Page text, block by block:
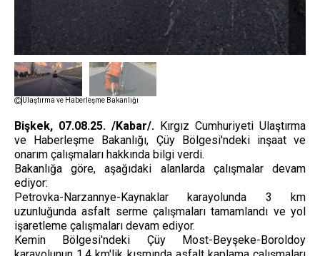
Ulaştırma ve Haberleşme Bakanlığı
Bişkek, 07.08.25. /Kabar/. Kırgız Cumhuriyeti Ulaştırma
ve Haberleşme Bakanlığı, Çüy Bölgesi'ndeki inşaat ve
onarım çalışmaları hakkında bilgi verdi.
Bakanlığa göre, aşağıdaki alanlarda çalışmalar devam
ediyor:
Petrovka-Narzannye-Kaynaklar karayolunda 3 km
uzunluğunda asfalt serme çalışmaları tamamlandı ve yol
işaretleme çalışmaları devam ediyor.
Kemin Bölgesi'ndeki Çüy Most-Beyşeke-Boroldoy